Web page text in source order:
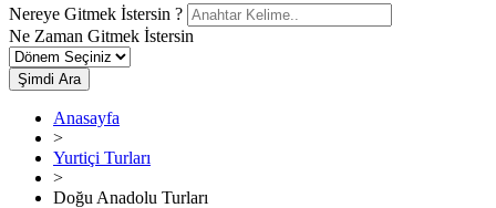
Nereye Gitmek İstersin ?
Ne Zaman Gitmek İstersin
Şimdi Ara
Anasayfa
>
Yurtiçi Turları
>
Doğu Anadolu Turları